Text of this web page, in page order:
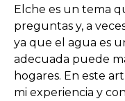
Elche es un tema
preguntas y, a
ya que el agua es
adecuada puede
hogares. En este
mi experiencia y